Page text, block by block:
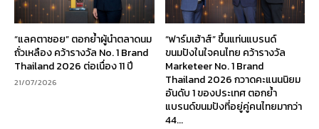
“แลคตาซอย” ตอกย้ำผู้นำตลาดนม
ถั่วเหลือง คว้ารางวัล No. 1 Brand
Thailand 2026 ต่อเนื่อง 11 ปี
21/07/2026
“ฟาร์มเฮ้าส์” ขึ้นแท่นแบรนด์
ขนมปังในใจคนไทย คว้ารางวัล
Marketeer No. 1 Brand
Thailand 2026 กวาดคะแนนนิยม
อันดับ 1 ของประเทศ ตอกย้ำ
แบรนด์ขนมปังที่อยู่คู่คนไทยมากว่า
44...